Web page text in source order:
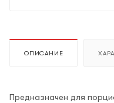
ОПИСАНИЕ
Предназначен для